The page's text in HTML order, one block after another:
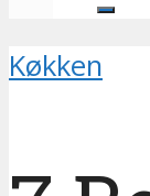
Køkken